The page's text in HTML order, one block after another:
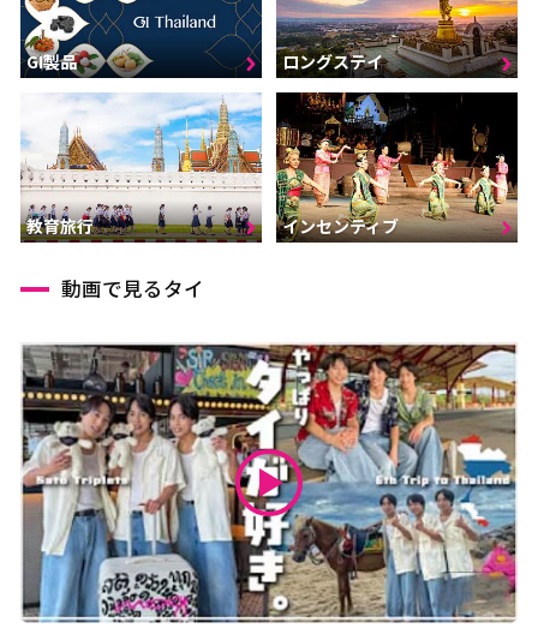
GI製品 ロングステイ
教育旅行 インセンティブ
動画で見るタイ